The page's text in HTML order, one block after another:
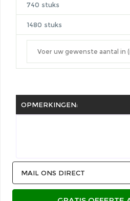
740 stuks
1480 stuks
OPMERKINGEN:
MAIL ONS DIRECT